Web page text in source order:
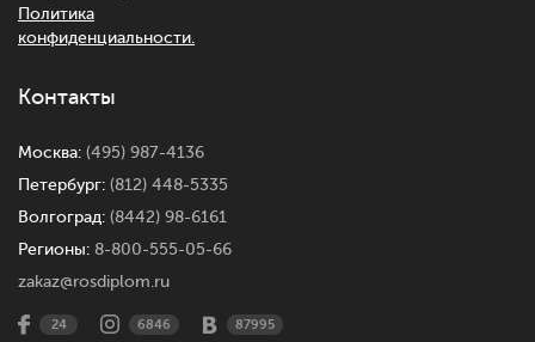
Политика
конфиденциальности.
Контакты
Москва: (495) 987-4136
Петербург: (812) 448-5335
Волгоград: (8442) 98-6161
Регионы: 8-800-555-05-66
zakaz@rosdiplom.ru
24 6846 87995